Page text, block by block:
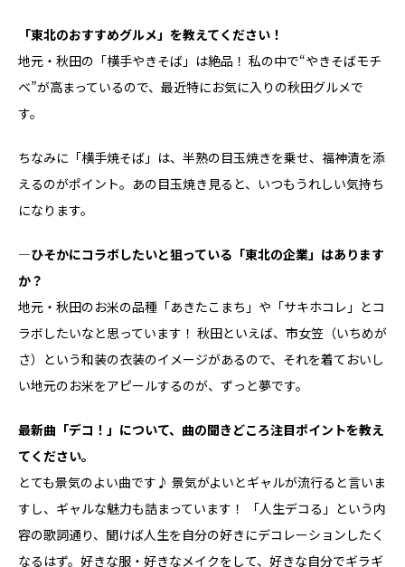
――「東北のおすすめグルメ」を教えてください！
地元・秋田の「横手やきそば」は絶品！ 私の中で“やきそばモチ
ベ”が高まっているので、最近特にお気に入りの秋田グルメで
す。
ちなみに「横手焼そば」は、半熟の目玉焼きを乗せ、福神漬を添
えるのがポイント。あの目玉焼き見ると、いつもうれしい気持ち
になります。
―ひそかにコラボしたいと狙っている「東北の企業」はあります
か？
地元・秋田のお米の品種「あきたこまち」や「サキホコレ」とコ
ラボしたいなと思っています！ 秋田といえば、市女笠（いちめが
さ）という和装の衣装のイメージがあるので、それを着ておいし
い地元のお米をアピールするのが、ずっと夢です。
――最新曲「デコ！」について、曲の聞きどころ注目ポイントを教え
てください。
とても景気のよい曲です♪ 景気がよいとギャルが流行ると言いま
すし、ギャルな魅力も詰まっています！ 「人生デコる」という内
容の歌詞通り、聞けば人生を自分の好きにデコレーションしたく
なるはず。好きな服・好きなメイクをして、好きな自分でギラギ